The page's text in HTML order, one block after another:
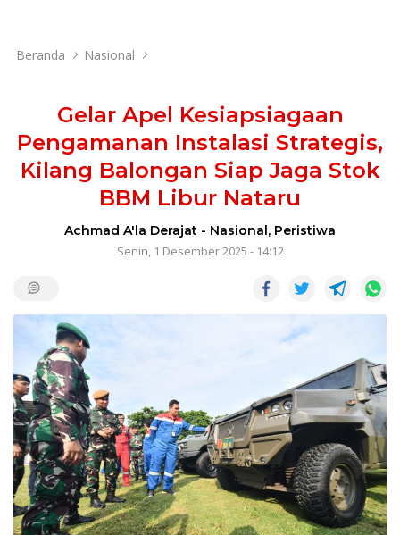
Beranda Nasional
Gelar Apel Kesiapsiagaan
Pengamanan Instalasi Strategis,
Kilang Balongan Siap Jaga Stok
BBM Libur Nataru
Achmad A'la Derajat - Nasional, Peristiwa
Senin, 1 Desember 2025 - 14:12